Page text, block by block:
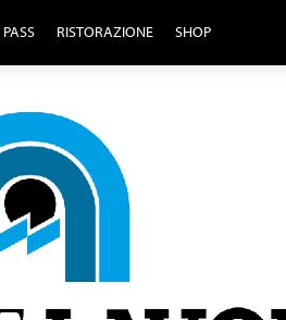
PASS RISTORAZIONE SHOP